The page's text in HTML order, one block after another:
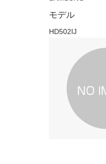
モデル
HD502IJ